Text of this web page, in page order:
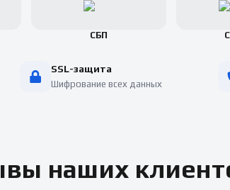
СБП
SSL-защита
Шифрование всех данных
наших